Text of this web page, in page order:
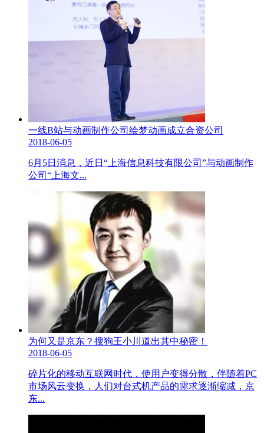
一线B站与动画制作公司绘梦动画成立合资公司
2018-06-05
6月5日消息，近日“上海信息科技有限公司”与动画制作
公司“上海文...
为何又是京东？搜狗王小川道出其中秘密！
2018-06-05
碎片化的移动互联网时代，使用户变得分散，伴随着PC
市场风云变换，人们对台式机产品的需求逐渐缩减，京
东...